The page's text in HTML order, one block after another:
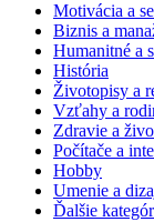
Motivácia a
Biznis a
Humanitné a
História
Životopisy a
Vzťahy a
Zdravie a
Počítače a
Hobby
Umenie a
Ďalšie